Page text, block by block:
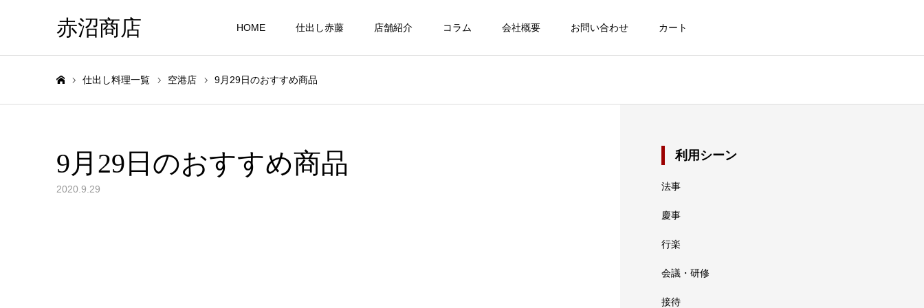
赤沼商店 HOME 仕出し赤藤 店舗紹介 コラム 会社概要 お問い合わせ カート
仕出し料理一覧 空港店 9月29日のおすすめ商品
9月29日のおすすめ商品
2020.9.29
利用シーン
法事
慶事
行楽
会議・研修
接待